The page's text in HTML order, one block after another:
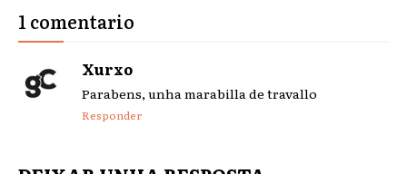
1 comentario
Xurxo
Parabens, unha marabilla de travallo
Responder